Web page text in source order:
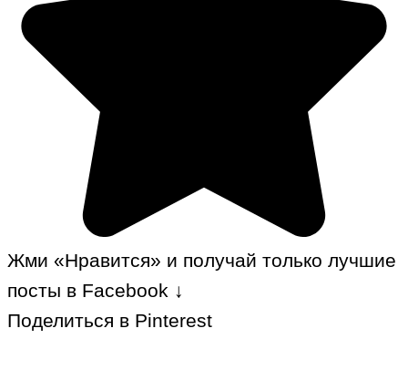
Жми «Нравится» и получай только лучшие
посты в Facebook ↓
Поделиться в Pinterest